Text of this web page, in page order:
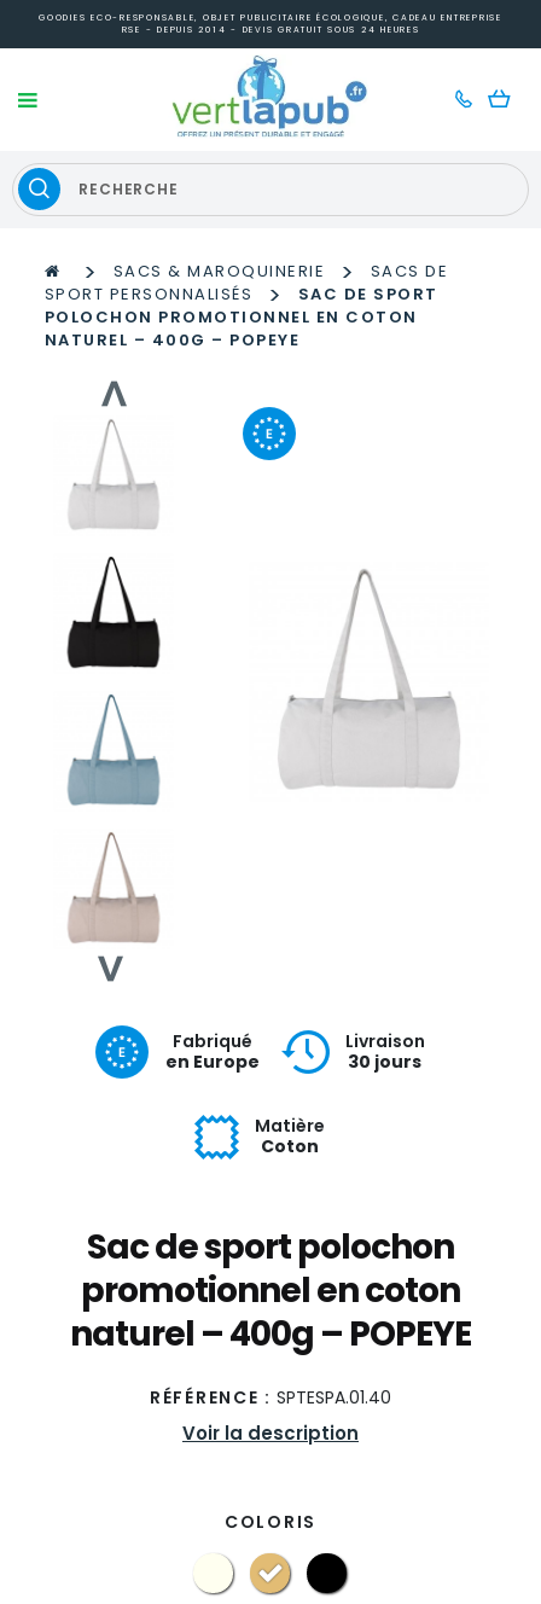
GOODIES ECO-RESPONSABLE, OBJET PUBLICITAIRE ÉCOLOGIQUE, CADEAU ENTREPRISE
RSE - DEPUIS 2014 - DEVIS GRATUIT SOUS 24 HEURES
> SACS & MAROQUINERIE >
SACS DE
SPORT PERSONNALISÉS
>
SAC DE SPORT
POLOCHON PROMOTIONNEL EN COTON
NATUREL – 400G – POPEYE
Fabriqué
en Europe
Livraison
30 jours
Matière
Coton
Sac de sport polochon
promotionnel en coton
naturel – 400g – POPEYE
RÉFÉRENCE : SPTESPA.01.40
Voir la description
COLORIS